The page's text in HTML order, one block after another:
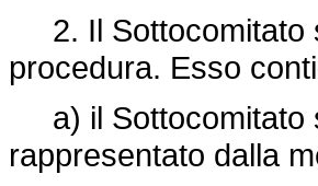
2. Il Sottocomitato
procedura. Esso
a) il Sottocomitato
rappresentato dalla